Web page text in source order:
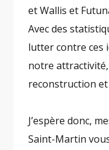
et Wallis et
Avec des
lutter contre ces
notre
reconstruction
J’espère donc,
Saint-Martin